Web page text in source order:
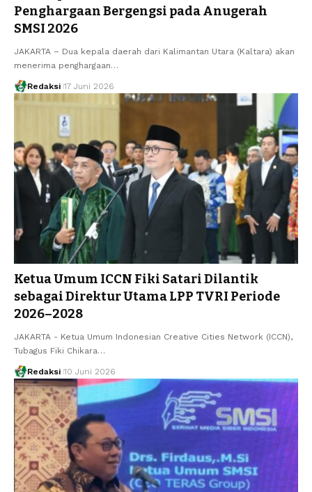
Penghargaan Bergengsi pada Anugerah
SMSI 2026
JAKARTA – Dua kepala daerah dari Kalimantan Utara (Kaltara) akan
menerima penghargaan…
Redaksi 17 Juni 2026
Ketua Umum ICCN Fiki Satari Dilantik
sebagai Direktur Utama LPP TVRI Periode
2026–2028
JAKARTA - Ketua Umum Indonesian Creative Cities Network (ICCN),
Tubagus Fiki Chikara…
Redaksi 10 Juni 2026